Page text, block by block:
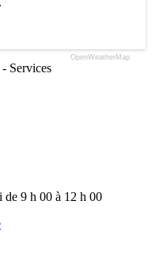
OpenWeatherMap
- Services
9 h 00 à 12 h 00